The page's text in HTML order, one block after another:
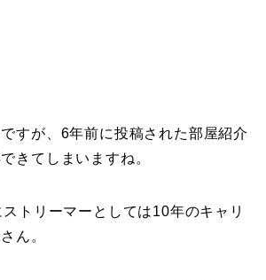
すが、6年前に投稿された部屋紹介
きてしまいますね。
トリーマーとしては10年のキャリ
ん。